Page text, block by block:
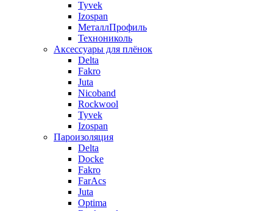
Tyvek
Izospan
МеталлПрофиль
Технониколь
Аксессуары для плёнок
Delta
Fakro
Juta
Nicoband
Rockwool
Tyvek
Izospan
Пароизоляция
Delta
Docke
Fakro
FarAcs
Juta
Optima